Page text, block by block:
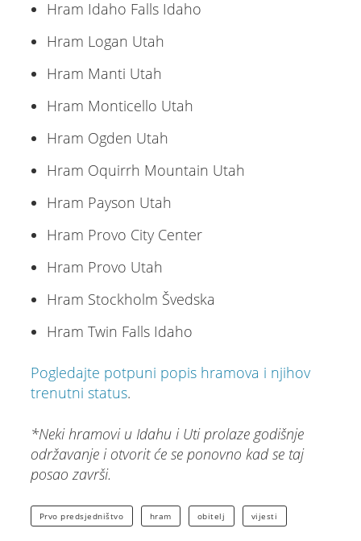
Hram Idaho Falls Idaho
Hram Logan Utah
Hram Manti Utah
Hram Monticello Utah
Hram Ogden Utah
Hram Oquirrh Mountain Utah
Hram Payson Utah
Hram Provo City Center
Hram Provo Utah
Hram Stockholm Švedska
Hram Twin Falls Idaho
Pogledajte potpuni popis hramova i njihov
trenutni status.
*Neki hramovi u Idahu i Uti prolaze godišnje
održavanje i otvorit će se ponovno kad se taj
posao završi.
Prvo predsjedništvo hram obitelj vijesti